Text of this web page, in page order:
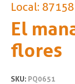
Local:
El
flores
SKU: PQ0651